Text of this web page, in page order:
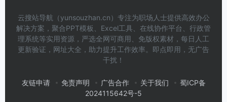
云搜站导航（yunsouzhan.cn）专注为职场人士提供高效办公
解决方案，聚合PPT模板、Excel工具、在线协作平台、行政管
理系统等实用资源，严选全网可商用、免版权素材，每日人工
更新验证，网址大全，助力提升工作效率。即点即用，无广告
干扰！
友链申请 免责声明 广告合作 关于我们
蜀ICP备
2024115642号-5